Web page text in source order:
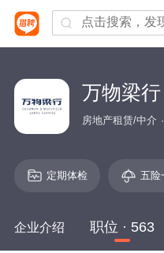
万物梁行
房地产租赁/中介
定期体检 五险
企业介绍 职位 · 563